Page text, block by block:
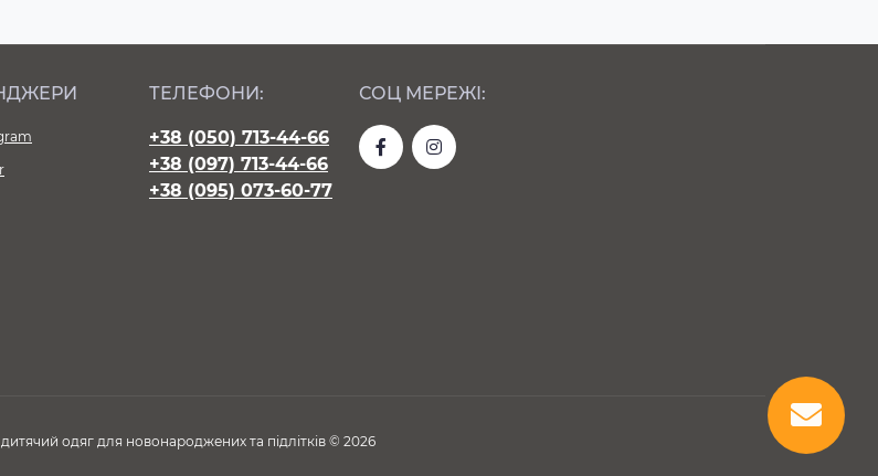
ТЕЛЕФОНИ:
+38 (050) 713-44-66
+38 (097) 713-44-66
+38 (095) 073-60-77
СОЦ МЕРЕЖІ:
одяг для новонароджених та підлітків © 2026